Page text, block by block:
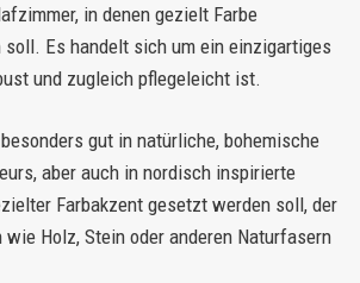
in denen gezielt Farbe
Es handelt sich um ein einzigartiges
und zugleich pflegeleicht ist.
gut in natürliche, bohemische
aber auch in nordisch inspirierte
Farbakzent gesetzt werden soll, der
Holz, Stein oder anderen Naturfasern